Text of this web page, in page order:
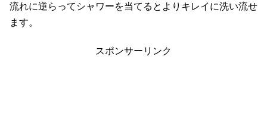
流れに逆らってシャワーを当てるとよりキレイに洗い流せ
ます。
スポンサーリンク